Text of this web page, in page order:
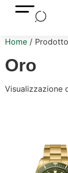
Home /
Oro
Visualizzazione